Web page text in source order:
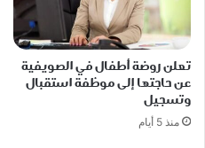
تعلن روضة أطفال في الصويفية
عن حاجتها إلى موظفة استقبال
وتسجيل
منذ 5 أيام